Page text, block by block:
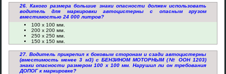
26. Какого размера большие знаки опасности должен использовать
водитель для маркировки автоцистерны с опасным грузом
вместимостью 24 000 литров?
100 x 100 мм.
200 x 200 мм.
250 x 250 мм.
150 x 150 мм.
27. Водитель прикрепил к боковым сторонам и сзади автоцистерны
(вместимость менее 3 м3) с БЕНЗИНОМ МОТОРНЫМ (№ ООН 1203)
знаки опасности размером 100 х 100 мм. Нарушил ли он требования
ДОПОГ к маркировке?